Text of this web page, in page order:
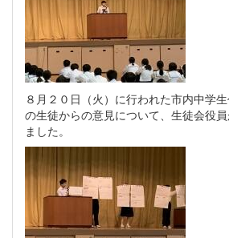
８月２０日（火）に行われた市内中学
の生徒からの意見について、生徒会役
ました。